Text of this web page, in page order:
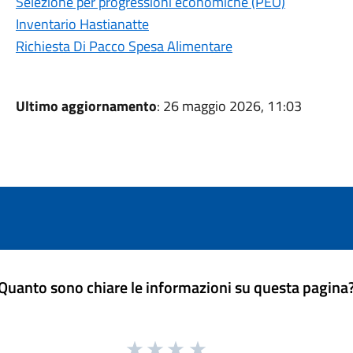
Inventario Hastianatte
Richiesta Di Pacco Spesa Alimentare
Ultimo aggiornamento: 26 maggio 2026, 11:03
sono chiare le informazioni su questa